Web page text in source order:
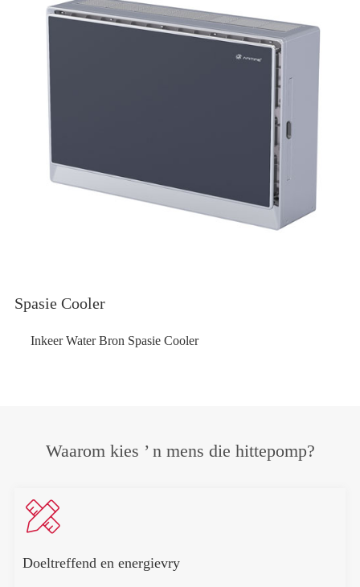
Spasie Cooler
Inkeer Water Bron Spasie Cooler
Waarom kies ’ n mens die hittepomp?

Doeltreffend en energievry